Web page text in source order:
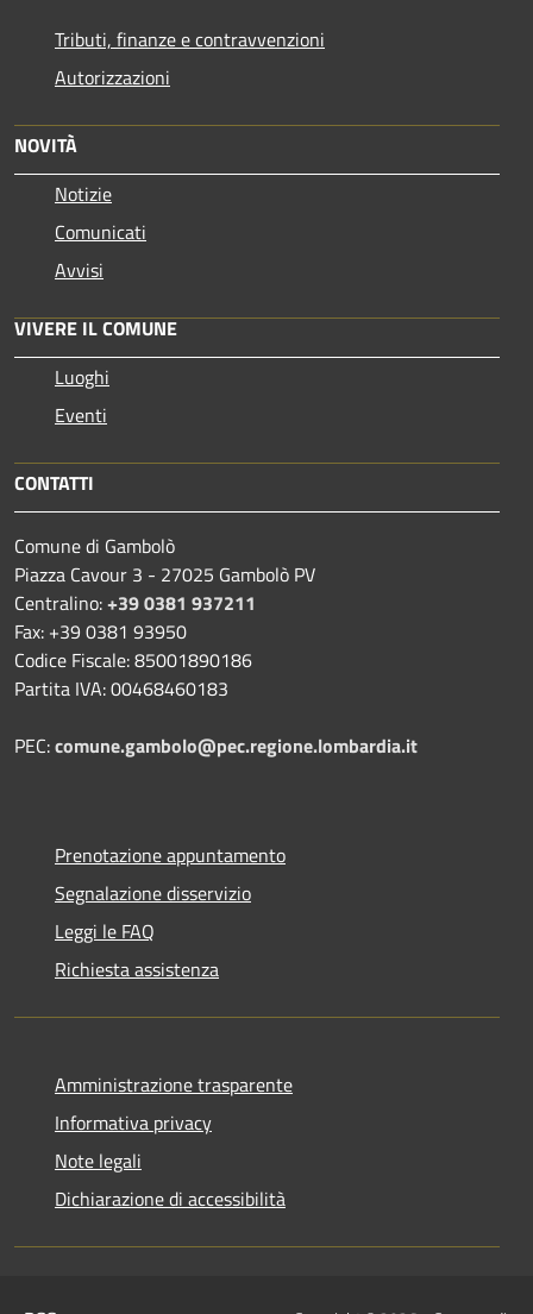
Tributi, finanze e contravvenzioni
Autorizzazioni
NOVITÀ
Notizie
Comunicati
Avvisi
VIVERE IL COMUNE
Luoghi
Eventi
CONTATTI
Comune di Gambolò
Piazza Cavour 3 - 27025 Gambolò PV
Centralino:+39 0381 937211
Fax: +39 0381 93950
Codice Fiscale: 85001890186
Partita IVA: 00468460183
PEC:comune.gambolo@pec.regione.lombardia.it
Prenotazione appuntamento
Segnalazione disservizio
Leggi le FAQ
Richiesta assistenza
Amministrazione trasparente
Informativa privacy
Note legali
Dichiarazione di accessibilità